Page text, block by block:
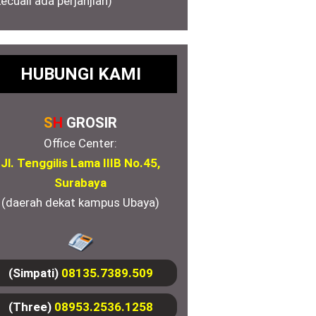
HUBUNGI KAMI
SH GROSIR
Office Center:
Jl. Tenggilis Lama IIIB No.45,
Surabaya
(daerah dekat kampus Ubaya)
(Simpati) 08135.7389.509
(Three) 08953.2536.1258